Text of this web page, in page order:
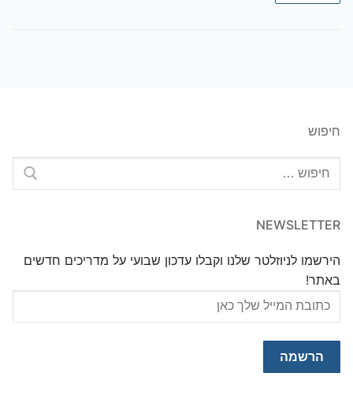
חיפוש
חפש:
NEWSLETTER
הירשמו לניוזלטר שלנו וקבלו עדכון שבועי על מדריכים חדשים
באתר!